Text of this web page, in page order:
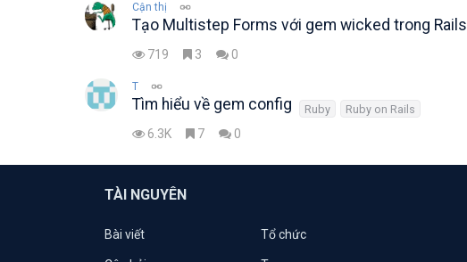
Cận thị
Tạo Multistep Forms với gem wicked trong Rails
719 3 0
T
Tìm hiểu về gem config Ruby Ruby on Rails
6.3K 7 0
TÀI NGUYÊN
Bài viết Tổ chức